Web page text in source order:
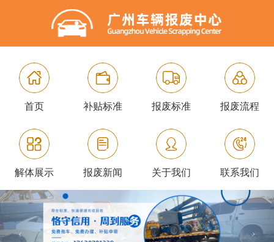
首页 补贴标准 报废标准 报废流程
解体展示 报废新闻 关于我们 联系我们